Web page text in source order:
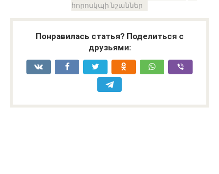
հորոսկպի նշաններ
Понравилась статья? Поделиться с
друзьями: